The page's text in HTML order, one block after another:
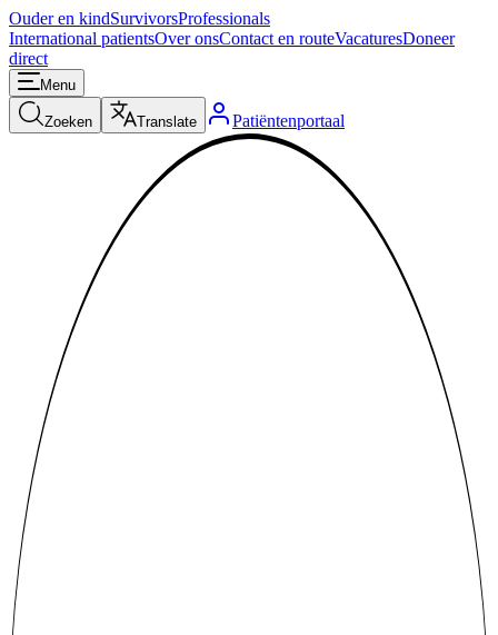
Ouder en kindSurvivorsProfessionals
International patientsOver onsContact en routeVacaturesDoneer
direct
Menu
Zoeken Translate Patiëntenportaal